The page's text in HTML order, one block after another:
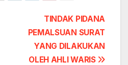
TINDAK PIDANA
PEMALSUAN SURAT
YANG DILAKUKAN
OLEH AHLI WARIS